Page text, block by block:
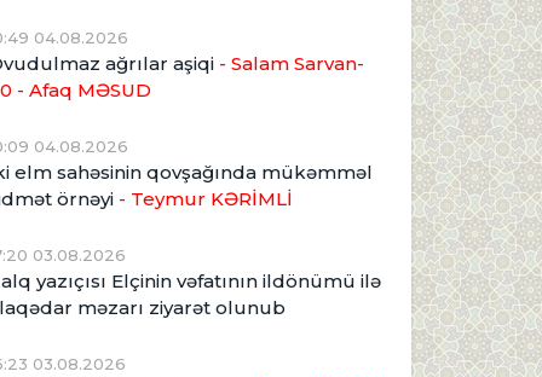
04.08.2026
ağrılar aşiqi - Salam Sarvan-
- Afaq MƏSUD
04.08.2026
elm sahəsinin qovşağında mükəmməl
örnəyi - Teymur KƏRİMLİ
03.08.2026
yazıçısı Elçinin vəfatının ildönümü ilə
məzarı ziyarət olunub
03.08.2026